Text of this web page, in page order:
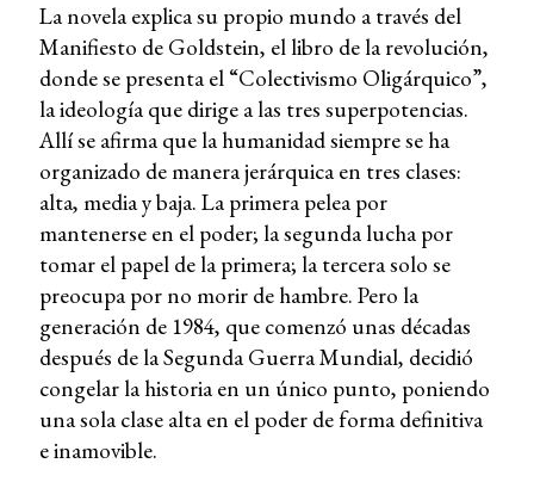
La novela explica su propio mundo a través del
Manifiesto de Goldstein, el libro de la revolución,
donde se presenta el “Colectivismo Oligárquico”,
la ideología que dirige a las tres superpotencias.
Allí se afirma que la humanidad siempre se ha
organizado de manera jerárquica en tres clases:
alta, media y baja. La primera pelea por
mantenerse en el poder; la segunda lucha por
tomar el papel de la primera; la tercera solo se
preocupa por no morir de hambre. Pero la
generación de 1984, que comenzó unas décadas
después de la Segunda Guerra Mundial, decidió
congelar la historia en un único punto, poniendo
una sola clase alta en el poder de forma definitiva
e inamovible.